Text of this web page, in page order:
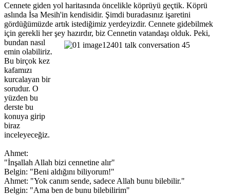
Cennete giden yol haritasında öncelikle köprüyü geçtik. Köprü
aslında İsa Mesih'in kendisidir. Şimdi buradasınız işaretini
gördüğümüzde artık istediğimiz yerdeyizdir. Cennete gidebilmek
için gerekli her şey hazırdır, biz Cennetin vatandaşı olduk. Peki,
bundan nasıl
emin olabiliriz.
Bu birçok kez
kafamızı
kurcalayan bir
sorudur. O
yüzden bu
derste bu
konuya girip
biraz
inceleyeceğiz.
Ahmet:
"İnşallah Allah bizi cennetine alır"
Belgin: "Beni aldığını biliyorum!"
Ahmet: "Yok canım sende, sadece Allah bunu bilebilir."
Belgin: "Ama ben de bunu bilebilirim"